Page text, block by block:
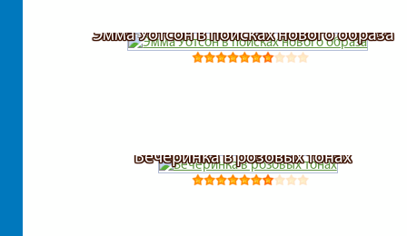
Эмма Уотсон в поисках нового образа
Вечеринка в розовых тонах